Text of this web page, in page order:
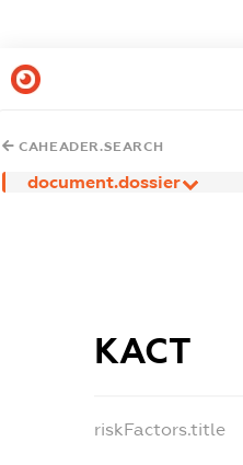
CAHEADER.SEARCH
document.dossier
КАСТ
riskFactors.title